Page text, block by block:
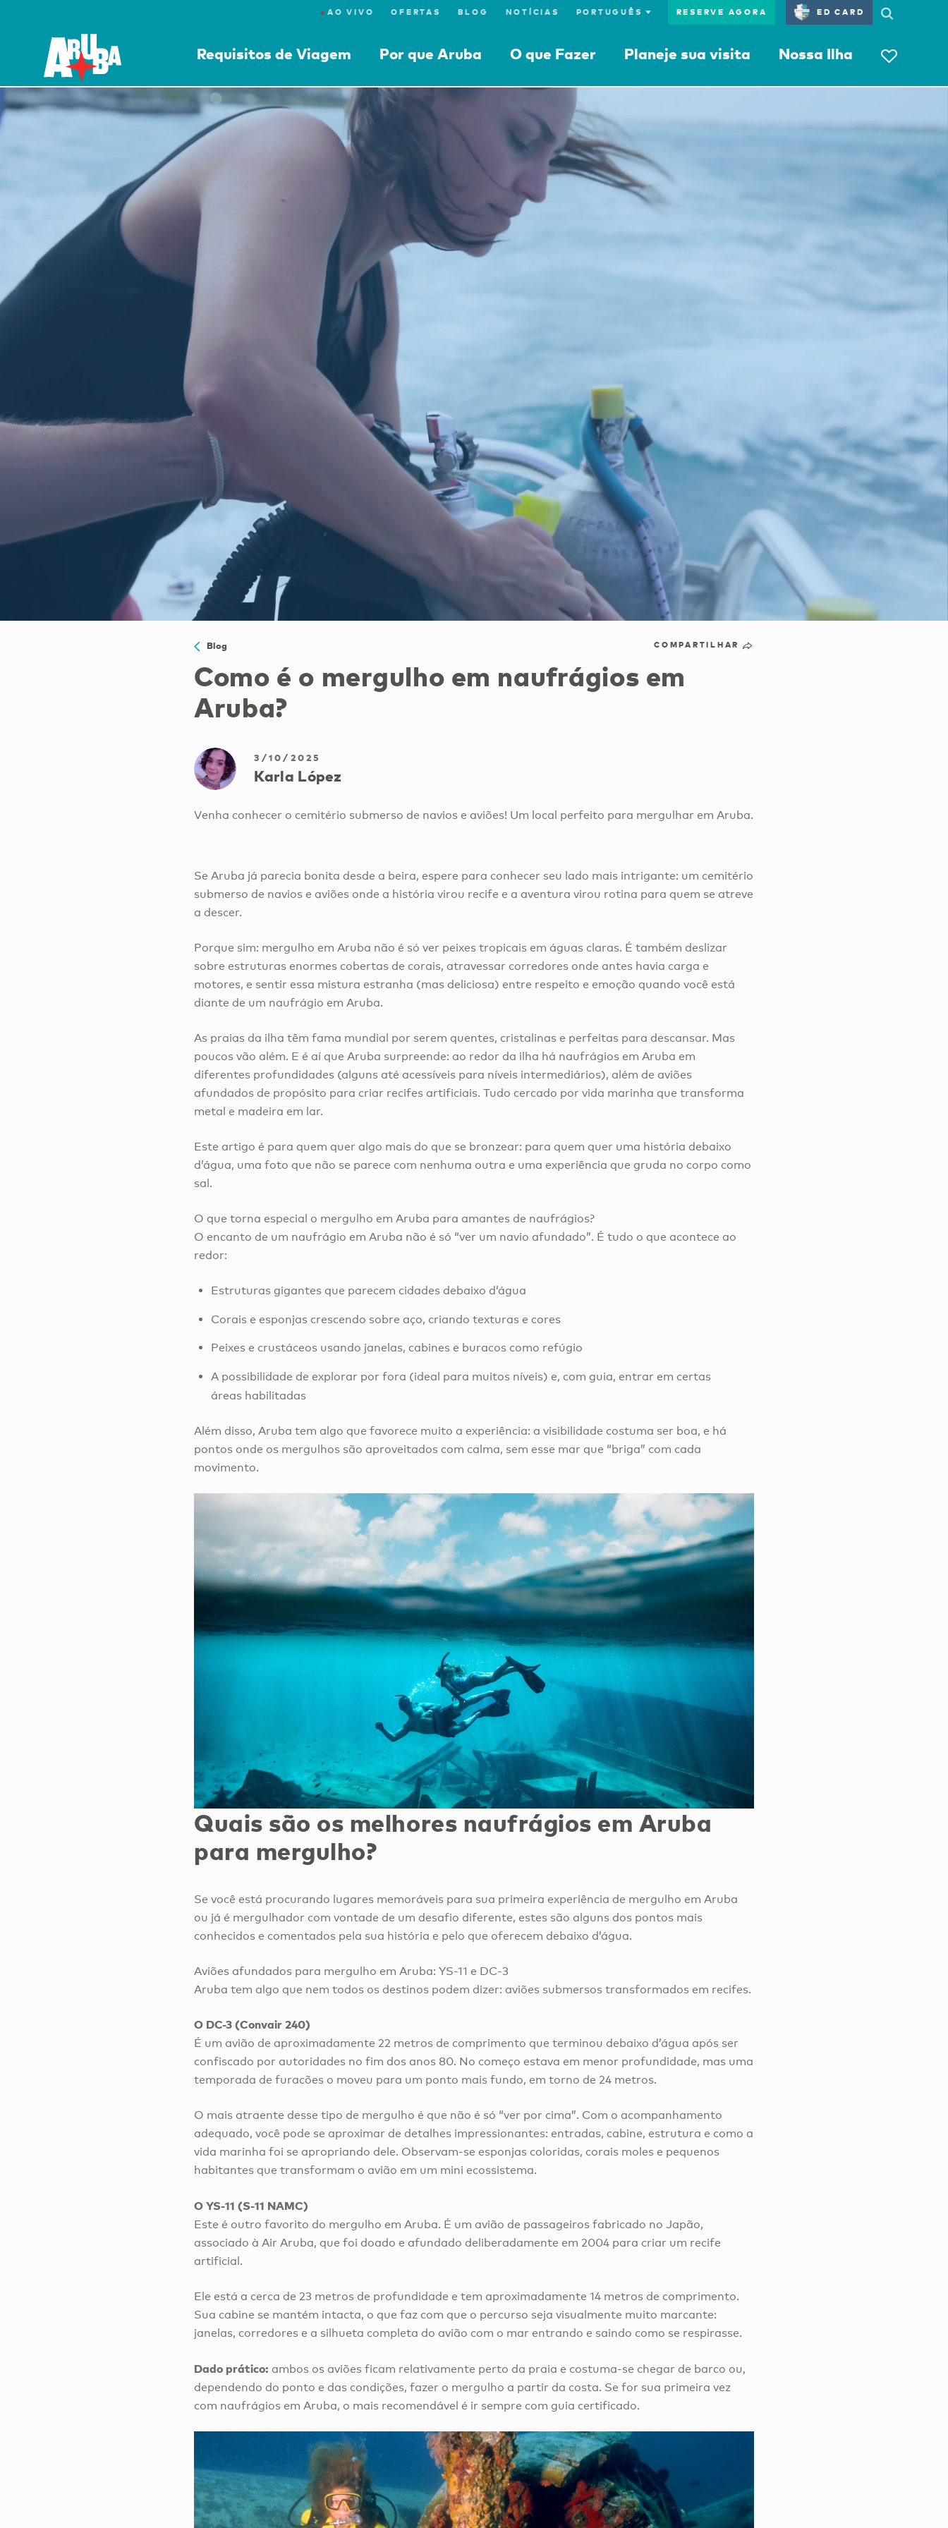
●AO VIVO OFERTAS BLOG NOTÍCIAS RESERVE AGORA ED CARD
Requisitos de Viagem Por que Aruba O que Fazer Planeje sua visita Nossa Ilha
Blog COMPARTILHAR
Como é o mergulho em naufrágios em
Aruba?
3/10/2025
Karla López
Venha conhecer o cemitério submerso de navios e aviões! Um local perfeito para mergulhar em Aruba.
Se Aruba já parecia bonita desde a beira, espere para conhecer seu lado mais intrigante: um cemitério
submerso de navios e aviões onde a história virou recife e a aventura virou rotina para quem se atreve
a descer.
Porque sim: mergulho em Aruba não é só ver peixes tropicais em águas claras. É também deslizar
sobre estruturas enormes cobertas de corais, atravessar corredores onde antes havia carga e
motores, e sentir essa mistura estranha (mas deliciosa) entre respeito e emoção quando você está
diante de um naufrágio em Aruba.
As praias da ilha têm fama mundial por serem quentes, cristalinas e perfeitas para descansar. Mas
poucos vão além. E é aí que Aruba surpreende: ao redor da ilha há naufrágios em Aruba em
diferentes profundidades (alguns até acessíveis para níveis intermediários), além de aviões
afundados de propósito para criar recifes artificiais. Tudo cercado por vida marinha que transforma
metal e madeira em lar.
Este artigo é para quem quer algo mais do que se bronzear: para quem quer uma história debaixo
d’água, uma foto que não se parece com nenhuma outra e uma experiência que gruda no corpo como
sal.
O que torna especial o mergulho em Aruba para amantes de naufrágios?
O encanto de um naufrágio em Aruba não é só “ver um navio afundado”. É tudo o que acontece ao
redor:
Estruturas gigantes que parecem cidades debaixo d’água
Corais e esponjas crescendo sobre aço, criando texturas e cores
Peixes e crustáceos usando janelas, cabines e buracos como refúgio
A possibilidade de explorar por fora (ideal para muitos níveis) e, com guia, entrar em certas
áreas habilitadas
Além disso, Aruba tem algo que favorece muito a experiência: a visibilidade costuma ser boa, e há
pontos onde os mergulhos são aproveitados com calma, sem esse mar que “briga” com cada
movimento.
Quais são os melhores naufrágios em Aruba
para mergulho?
Se você está procurando lugares memoráveis para sua primeira experiência de mergulho em Aruba
ou já é mergulhador com vontade de um desafio diferente, estes são alguns dos pontos mais
conhecidos e comentados pela sua história e pelo que oferecem debaixo d’água.
Aviões afundados para mergulho em Aruba: YS-11 e DC-3
Aruba tem algo que nem todos os destinos podem dizer: aviões submersos transformados em recifes.
O DC-3 (Convair 240)
É um avião de aproximadamente 22 metros de comprimento que terminou debaixo d’água após ser
confiscado por autoridades no fim dos anos 80. No começo estava em menor profundidade, mas uma
temporada de furacões o moveu para um ponto mais fundo, em torno de 24 metros.
O mais atraente desse tipo de mergulho é que não é só “ver por cima”. Com o acompanhamento
adequado, você pode se aproximar de detalhes impressionantes: entradas, cabine, estrutura e como a
vida marinha foi se apropriando dele. Observam-se esponjas coloridas, corais moles e pequenos
habitantes que transformam o avião em um mini ecossistema.
O YS-11 (S-11 NAMC)
Este é outro favorito do mergulho em Aruba. É um avião de passageiros fabricado no Japão,
associado à Air Aruba, que foi doado e afundado deliberadamente em 2004 para criar um recife
artificial.
Ele está a cerca de 23 metros de profundidade e tem aproximadamente 14 metros de comprimento.
Sua cabine se mantém intacta, o que faz com que o percurso seja visualmente muito marcante:
janelas, corredores e a silhueta completa do avião com o mar entrando e saindo como se respirasse.
Dado prático: ambos os aviões ficam relativamente perto da praia e costuma-se chegar de barco ou,
dependendo do ponto e das condições, fazer o mergulho a partir da costa. Se for sua primeira vez
com naufrágios em Aruba, o mais recomendável é ir sempre com guia certificado.